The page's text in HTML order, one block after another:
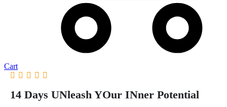
Cart
14 Days UNleash YOur INner Potential